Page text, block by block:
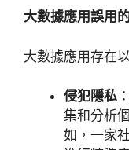
大數據應用誤用
大數據應用存在
侵犯隱私
集和分析
如，一家